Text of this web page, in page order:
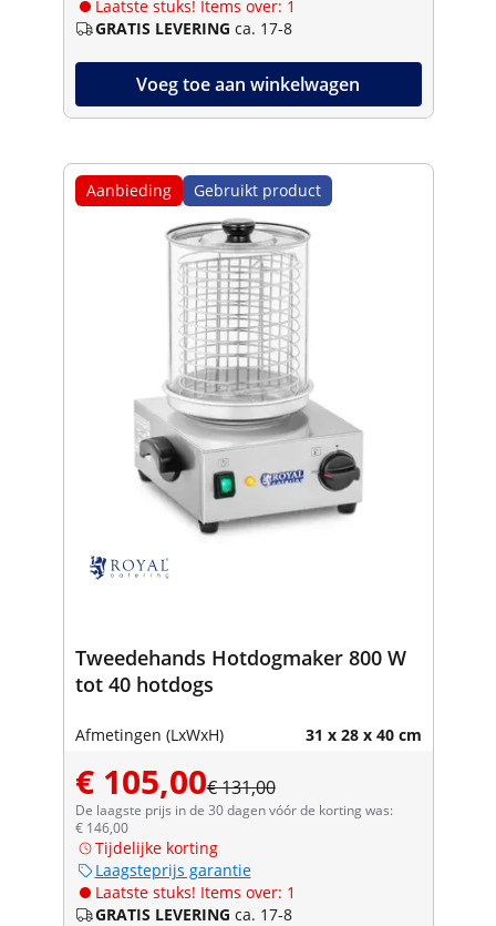
Laatste stuks! Items over: 1
GRATIS LEVERING ca. 17-8
Voeg toe aan winkelwagen
Aanbieding Gebruikt product
Tweedehands Hotdogmaker 800 W
tot 40 hotdogs
Afmetingen (LxWxH) 31 x 28 x 40 cm
€ 105,00€ 131,00
De laagste prijs in de 30 dagen vóór de korting was:
€ 146,00
Tijdelijke korting
Laagsteprijs garantie
Laatste stuks! Items over: 1
GRATIS LEVERING ca. 17-8